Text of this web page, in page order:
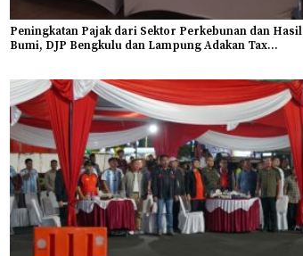
Peningkatan Pajak dari Sektor Perkebunan dan Hasil
Bumi, DJP Bengkulu dan Lampung Adakan Tax